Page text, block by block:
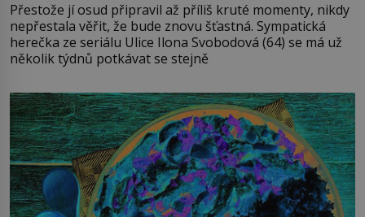
Přestože jí osud připravil až příliš kruté momenty, nikdy
nepřestala věřit, že bude znovu šťastná. Sympatická
herečka ze seriálu Ulice Ilona Svobodová (64) se má už
několik týdnů potkávat se stejně